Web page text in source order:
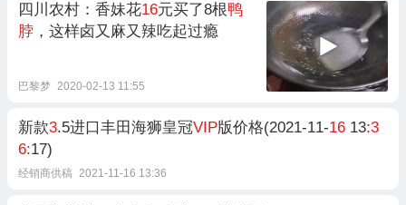
四川农村：香妹花16元买了8根鸭
脖 ，这样卤又麻又辣吃起过瘾
巴黎梦 2020-02-13 11:55
新款3.5进口丰田海狮皇冠VIP版价格(2021-11-16 13:3
6:17)
经销商供稿 2021-11-16 13:36